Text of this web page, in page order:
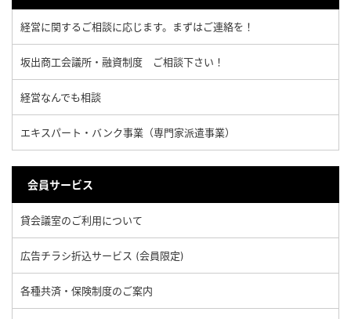
経営に関するご相談に応じます。まずはご連絡を！
坂出商工会議所・融資制度 ご相談下さい！
経営なんでも相談
エキスパート・バンク事業（専門家派遣事業）
会員サービス
貸会議室のご利用について
広告チラシ折込サービス (会員限定)
各種共済・保険制度のご案内